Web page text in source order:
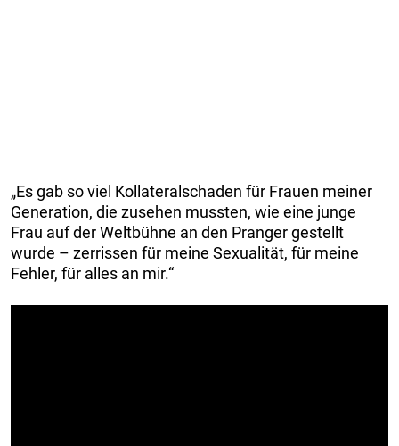
„Es gab so viel Kollateralschaden für Frauen meiner
Generation, die zusehen mussten, wie eine junge
Frau auf der Weltbühne an den Pranger gestellt
wurde – zerrissen für meine Sexualität, für meine
Fehler, für alles an mir.“